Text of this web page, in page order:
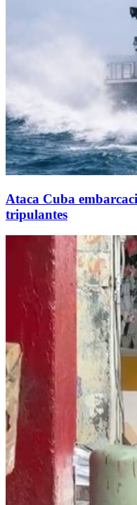
Ataca Cuba
tripulantes